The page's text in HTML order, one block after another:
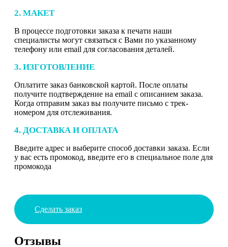
2. МАКЕТ
В процессе подготовки заказа к печати наши
специалисты могут связаться с Вами по указанному
телефону или email для согласования деталей.
3. ИЗГОТОВЛЕНИЕ
Оплатите заказ банковской картой. После оплаты
получите подтверждение на email с описанием заказа.
Когда отправим заказ вы получите письмо с трек-
номером для отслеживания.
4. ДОСТАВКА И ОПЛАТА
Введите адрес и выберите способ доставки заказа. Если
у вас есть промокод, введите его в специальное поле для
промокода
Сделать заказ
Отзывы